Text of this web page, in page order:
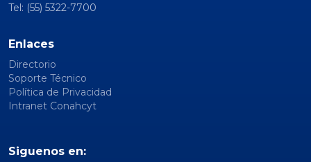
Tel: (55) 5322-7700
Enlaces
Directorio
Soporte Técnico
Política de Privacidad
Intranet Conahcyt
Siguenos en: